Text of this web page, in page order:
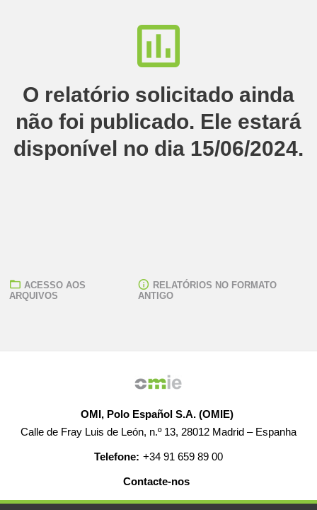
O relatório solicitado ainda
não foi publicado. Ele estará
disponível no dia 15/06/2024.
ACESSO AOS
ARQUIVOS
RELATÓRIOS NO FORMATO
ANTIGO
OMI, Polo Español S.A. (OMIE)
Calle de Fray Luis de León, n.º 13, 28012 Madrid – Espanha
Telefone: +34 91 659 89 00
Contacte-nos